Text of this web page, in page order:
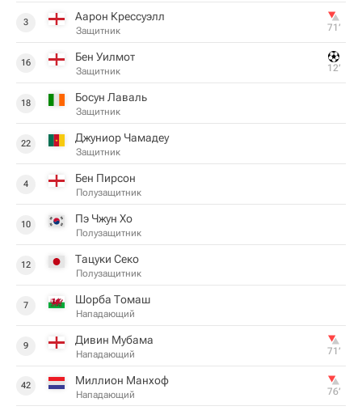
3 Аарон Крессуэлл
Защитник 71‎’‎
16 Бен Уилмот
Защитник 12‎’‎
18 Босун Лаваль
Защитник
22 Джуниор Чамадеу
Защитник
4 Бен Пирсон
Полузащитник
10 Пэ Чжун Хо
Полузащитник
12 Тацуки Секо
Полузащитник
7 Шорба Томаш
Нападающий
9 Дивин Мубама
Нападающий 71‎’‎
42 Миллион Манхоф
Нападающий 76‎’‎